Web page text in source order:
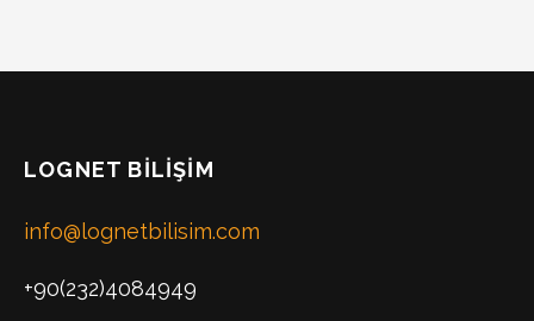
LOGNET BILIŞIM
info@lognetbilisim.com
+90(232)4084949